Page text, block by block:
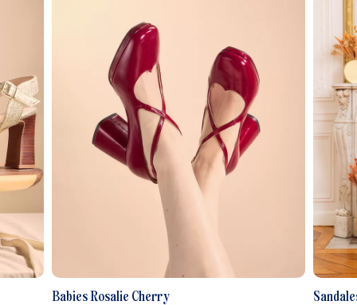
Babies Rosalie Cherry